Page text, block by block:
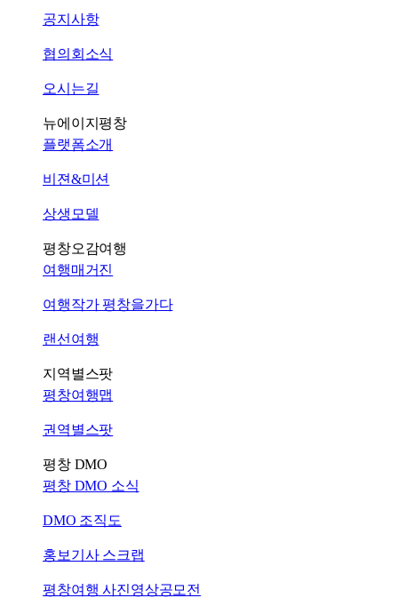
공지사항
협의회소식
오시는길
뉴에이지평창
플랫폼소개
비젼&미션
상생모델
평창오감여행
여행매거진
여행작가 평창을가다
랜선여행
지역별스팟
평창여행맵
권역별스팟
평창 DMO
평창 DMO 소식
DMO 조직도
홍보기사 스크랩
평창여행 사진영상공모전